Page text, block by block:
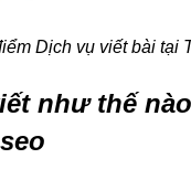
Dịch vụ viết bài tại
như thế